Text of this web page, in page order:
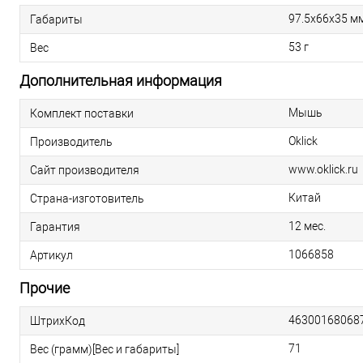
Габариты 97.5х66х35
Вес 53 г
Дополнительная информация
Комплект поставки Мышь
Производитель Oklick
Сайт производителя www.oklick.ru
Страна-изготовитель Китай
Гарантия 12 мес.
Артикул 1066858
Прочие
ШтрихКод
Вес (грамм)[Вес и габариты] 71